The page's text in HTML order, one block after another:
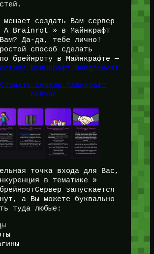
мешает создать Вам сервер
Brainrot » в Майнкрафт
Да-да, тебе лично!
способ сделать
брейнроту в Майнкрафте —
Майнкрафт BungeeHost
сервер Майнкрафт
сейчас
точка входа для Вас,
в тематике »
запускается
а Вы можете буквально
туда любые: